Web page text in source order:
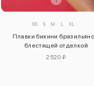
XS S M L XL
Плавки бикини
блестящей отделкой
2520 ₽